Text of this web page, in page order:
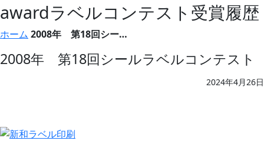
awardラベルコンテスト受賞履歴
ホーム 2008年 第18回シー…
2008年 第18回シールラベルコンテスト
2024年4月26日